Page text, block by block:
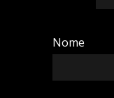
Nome